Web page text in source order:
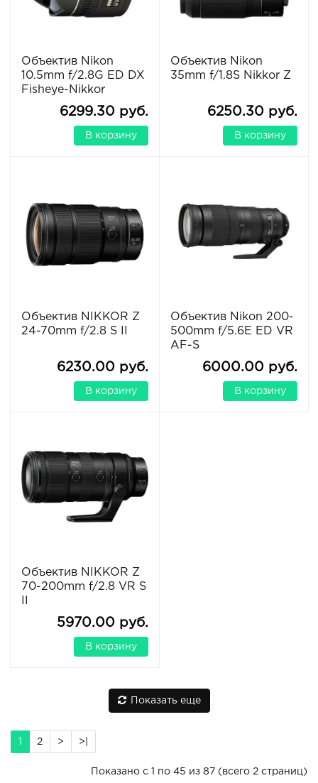
Объектив Nikon
10.5mm f/2.8G ED DX
Fisheye-Nikkor
6299.30 руб.
В корзину
Объектив Nikon
35mm f/1.8S Nikkor Z
6250.30 руб.
В корзину
Объектив NIKKOR Z
24-70mm f/2.8 S II
6230.00 руб.
В корзину
Объектив Nikon 200-
500mm f/5.6E ED VR
AF-S
6000.00 руб.
В корзину
Объектив NIKKOR Z
70-200mm f/2.8 VR S
5970.00 руб.
В корзину
Показать еще
1 2 > >|
Показано с 1 по 45 из 87 (всего 2 страниц)